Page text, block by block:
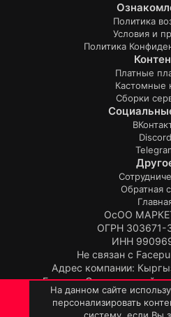
Политика
Условия и
Политика
Платные
Кастомные
Сборки
Discord
Обратная
ОсОО
ОГРН 303671-
ИНН
Не связан с
Адрес компании:
Бишкек, Свердловский
Продукт:
© TopPlugin
На данном сайте
персонализировать